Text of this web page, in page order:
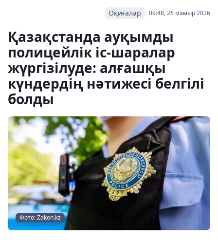
09:48, 26 мамыр 2026
Оқиғалар
Қазақстанда ауқымды
полицейлік іс-шаралар
жүргізілуде: алғашқы
күндердің нәтижесі белгілі
болды
Фото: Zakon.kz